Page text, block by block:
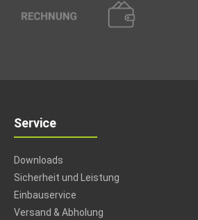
Service
Downloads
Sicherheit und Leistung
Einbauservice
Versand & Abholung